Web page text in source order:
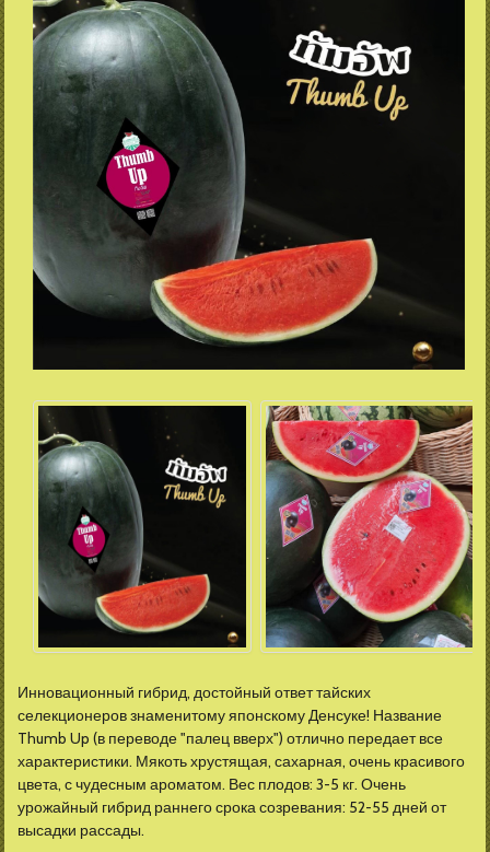
Инновационный гибрид, достойный ответ тайских
селекционеров знаменитому японскому Денсуке! Название
Thumb Up (в переводе "палец вверх") отлично передает все
характеристики. Мякоть хрустящая, сахарная, очень красивого
цвета, с чудесным ароматом. Вес плодов: 3-5 кг. Очень
урожайный гибрид раннего срока созревания: 52-55 дней от
высадки рассады.